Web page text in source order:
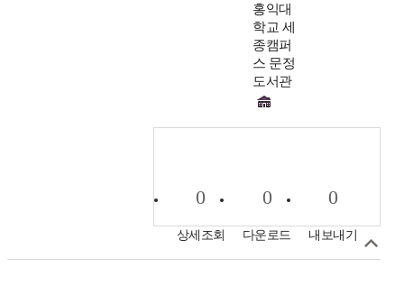
홍익대
학교 세
종캠퍼
스 문정
도서관
0
상세조회
0
다운로드
0
내보내기